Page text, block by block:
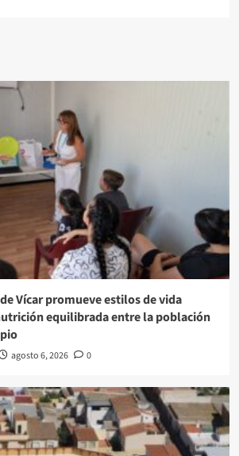
Vícar promueve estilos de vida
equilibrada entre la población
agosto 6, 2026 0